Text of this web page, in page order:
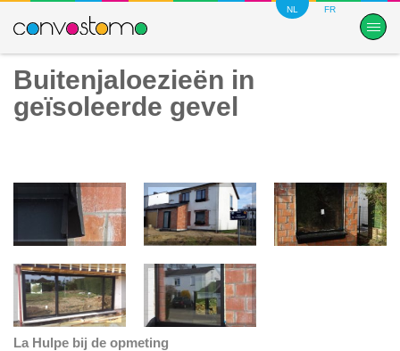
NL FR
Buitenjaloezieën in
geïsoleerde gevel
La Hulpe bij de opmeting